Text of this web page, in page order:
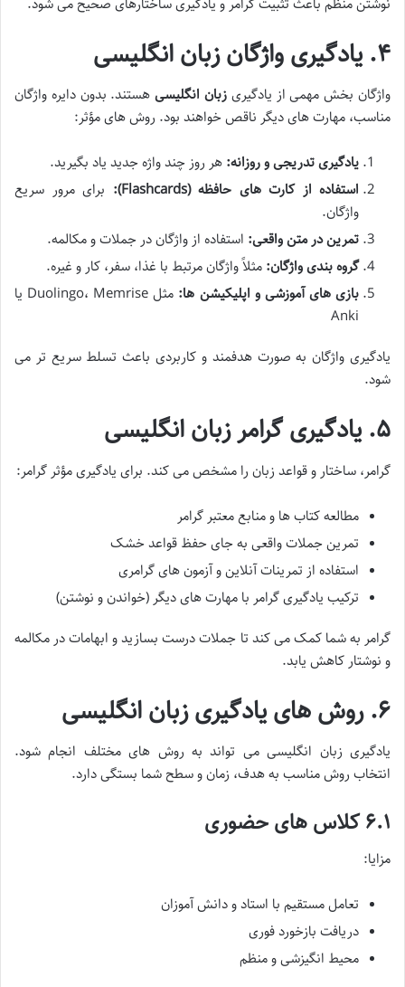
۴. یادگیری واژگان زبان انگلیسی
واژگان بخش مهمی از یادگیری زبان انگلیسیهستند. بدون دایره واژگان
مناسب، مهارت های دیگر ناقص خواهند بود. روش های مؤثر:
یادگیری تدریجی و روزانه: هر روز چند واژه جدید یاد بگیرید.
استفاده از کارت های حافظه (Flashcards):
برای مرور سریع
واژگان.
تمرین در متن واقعی: استفاده از واژگان در جملات و مکالمه.
گروه بندی واژگان: مثلاً واژگان مرتبط با غذا، سفر، کار و غیره.
بازی های آموزشی و اپلیکیشن ها:
مثل Duolingo، Memrise یا
Anki
یادگیری واژگان به صورت هدفمند و کاربردی باعث تسلط سریع تر می
شود.
۵. یادگیری گرامر زبان انگلیسی
گرامر، ساختار و قواعد زبان را مشخص می کند. برای یادگیری مؤثر گرامر:
مطالعه کتاب ها و منابع معتبر گرامر
تمرین جملات واقعی به جای حفظ قواعد خشک
استفاده از تمرینات آنلاین و آزمون های گرامری
ترکیب یادگیری گرامر با مهارت های دیگر (خواندن و نوشتن)
گرامر به شما کمک می کند تا جملات درست بسازید و ابهامات در مکالمه
و نوشتار کاهش یابد.
۶. روش های یادگیری زبان انگلیسی
یادگیری زبان انگلیسی می تواند به روش های مختلف انجام شود.
انتخاب روش مناسب به هدف، زمان و سطح شما بستگی دارد.
۶.۱ کلاس های حضوری
مزایا:
تعامل مستقیم با استاد و دانش آموزان
دریافت بازخورد فوری
محیط انگیزشی و منظم